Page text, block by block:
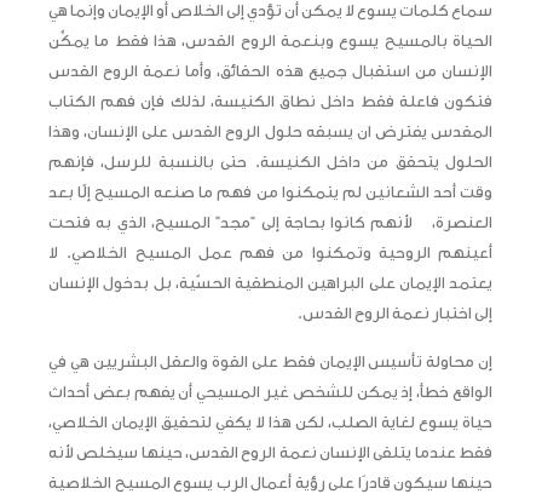
سماع كلمات يسوع لا يمكن أن تؤدي إلى الخلاص أو الإيمان وإنما هي
الحياة بالمسيح يسوع وبنعمة الروح القدس، هذا فقط ما يمكِّن
الإنسان من استقبال جميع هذه الحقائق، وأما نعمة الروح القدس
فتكون فاعلة فقط داخل نطاق الكنيسة، لذلك فإن فهم الكتاب
المقدس يفترض ان يسبقه حلول الروح القدس على الإنسان، وهذا
الحلول يتحقق من داخل الكنيسة. حتى بالنسبة للرسل، فإنهم
وقت أحد الشعانين لم يتمكنوا من فهم ما صنعه المسيح إلّا بعد
العنصرة، لأنهم كانوا بحاجة إلى “مجد” المسيح، الذي به فتحت
أعينهم الروحية وتمكنوا من فهم عمل المسيح الخلاصي. لا
يعتمد الإيمان على البراهين المنطقية الحسّية، بل بدخول الإنسان
إلى اختبار نعمة الروح القدس.
إن محاولة تأسيس الإيمان فقط على القوة والعقل البشريين هي في
الواقع خطأ، إذ يمكن للشخص غير المسيحي أن يفهم بعض أحداث
حياة يسوع لغاية الصلب، لكن هذا لا يكفي لتحقيق الإيمان الخلاصي،
فقط عندما يتلقى الإنسان نعمة الروح القدس، حينها سيخلص لأنه
حينها سيكون قادرًا على رؤية أعمال الرب يسوع المسيح الخلاصية